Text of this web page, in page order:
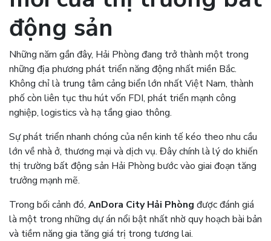
động sản
Những năm gần đây, Hải Phòng đang trở thành một trong
những địa phương phát triển năng động nhất miền Bắc.
Không chỉ là trung tâm cảng biển lớn nhất Việt Nam, thành
phố còn liên tục thu hút vốn FDI, phát triển mạnh công
nghiệp, logistics và hạ tầng giao thông.
Sự phát triển nhanh chóng của nền kinh tế kéo theo nhu cầu
lớn về nhà ở, thương mại và dịch vụ. Đây chính là lý do khiến
thị trường bất động sản Hải Phòng bước vào giai đoạn tăng
trưởng mạnh mẽ.
Trong bối cảnh đó, AnDora City Hải Phòng được đánh giá
là một trong những dự án nổi bật nhất nhờ quy hoạch bài bản
và tiềm năng gia tăng giá trị trong tương lai.